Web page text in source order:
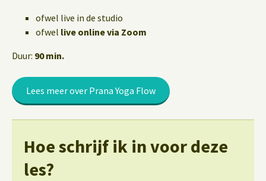
ofwel live in de studio
ofwel live online via Zoom
Duur: 90 min.
Lees meer over Prana Yoga Flow
Hoe schrijf ik in voor deze
les?